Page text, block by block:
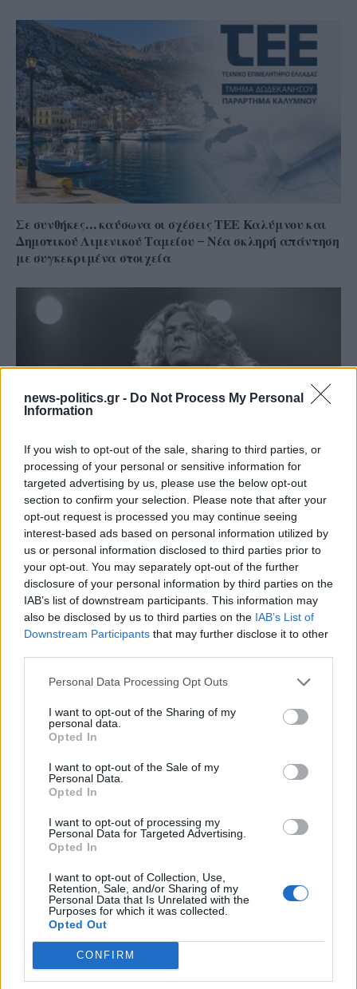
news-politics.gr - Do Not Process My Personal
Information
If you wish to opt-out of the sale, sharing to third parties, or
processing of your personal or sensitive information for
targeted advertising by us, please use the below opt-out
section to confirm your selection. Please note that after your
opt-out request is processed you may continue seeing
interest-based ads based on personal information utilized by
us or personal information disclosed to third parties prior to
your opt-out. You may separately opt-out of the further
disclosure of your personal information by third parties on the
IAB’s list of downstream participants. This information may
also be disclosed by us to third parties on the IAB’s List of
Downstream Participants that may further disclose it to other
Personal Data Processing Opt Outs
I want to opt-out of the Sharing of my
personal data.
Opted In
I want to opt-out of the Sale of my
Personal Data.
Opted In
I want to opt-out of processing my
Personal Data for Targeted Advertising.
Opted In
I want to opt-out of Collection, Use,
Retention, Sale, and/or Sharing of my
Personal Data that Is Unrelated with the
Purposes for which it was collected.
Opted Out
CONFIRM
Σε συνθήκες… καύσωνα οι σχέσεις ΤΕΕ Καλύμνου και
Δημοτικού Λιμενικού Ταμείου – Νέα σκληρή απάντηση
με συγκεκριμένα στοιχεία
Το ατύχημα του Ρόμπερτ Πλαντ, των Led Zeppelin
στη Ρόδο όπου παραλίγο να χάσει τη γυναίκα του
(video)
– Συγκέντρωνε χρήματα από συμπονετικούς τουρίστες